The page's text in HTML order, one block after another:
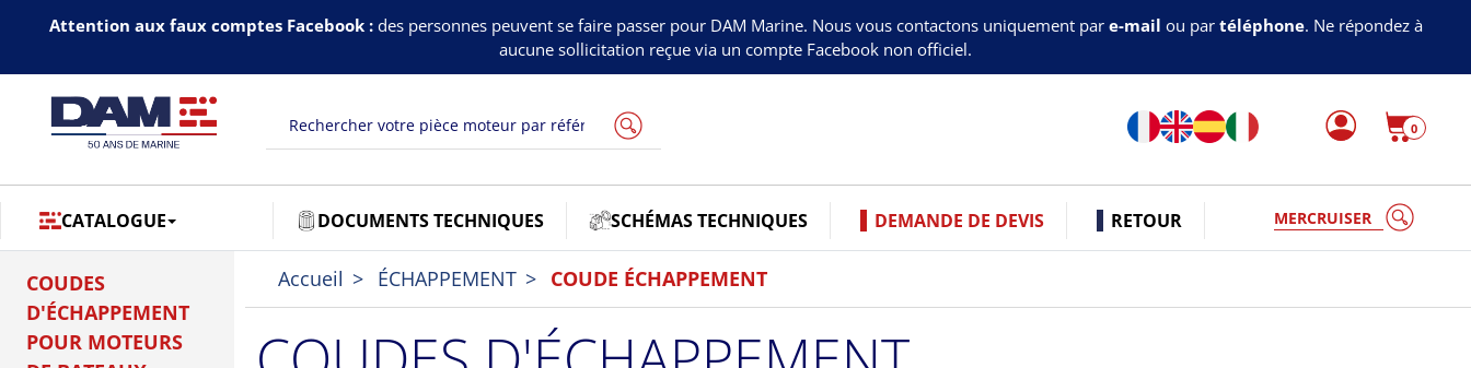
Attention aux faux comptes Facebook :des personnes peuvent se faire passer pour DAM Marine. Nous vous contactons uniquement par e-mail ou par téléphone. Ne répondez à
aucune sollicitation reçue via un compte Facebook non officiel.
0
CATALOGUE DOCUMENTS TECHNIQUES SCHÉMAS TECHNIQUES DEMANDE DE DEVIS RETOUR V
COUDES
D'ÉCHAPPEMENT
POUR MOTEURS
Accueil ÉCHAPPEMENT COUDE ÉCHAPPEMENT